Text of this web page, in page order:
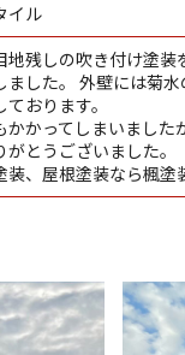
イル
地残しの吹き付け塗
ました。 外壁には菊
おります。
かかってしまいました
とうございました。
装、屋根塗装なら楓塗